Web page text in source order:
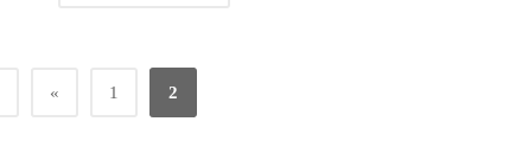
« 1 2